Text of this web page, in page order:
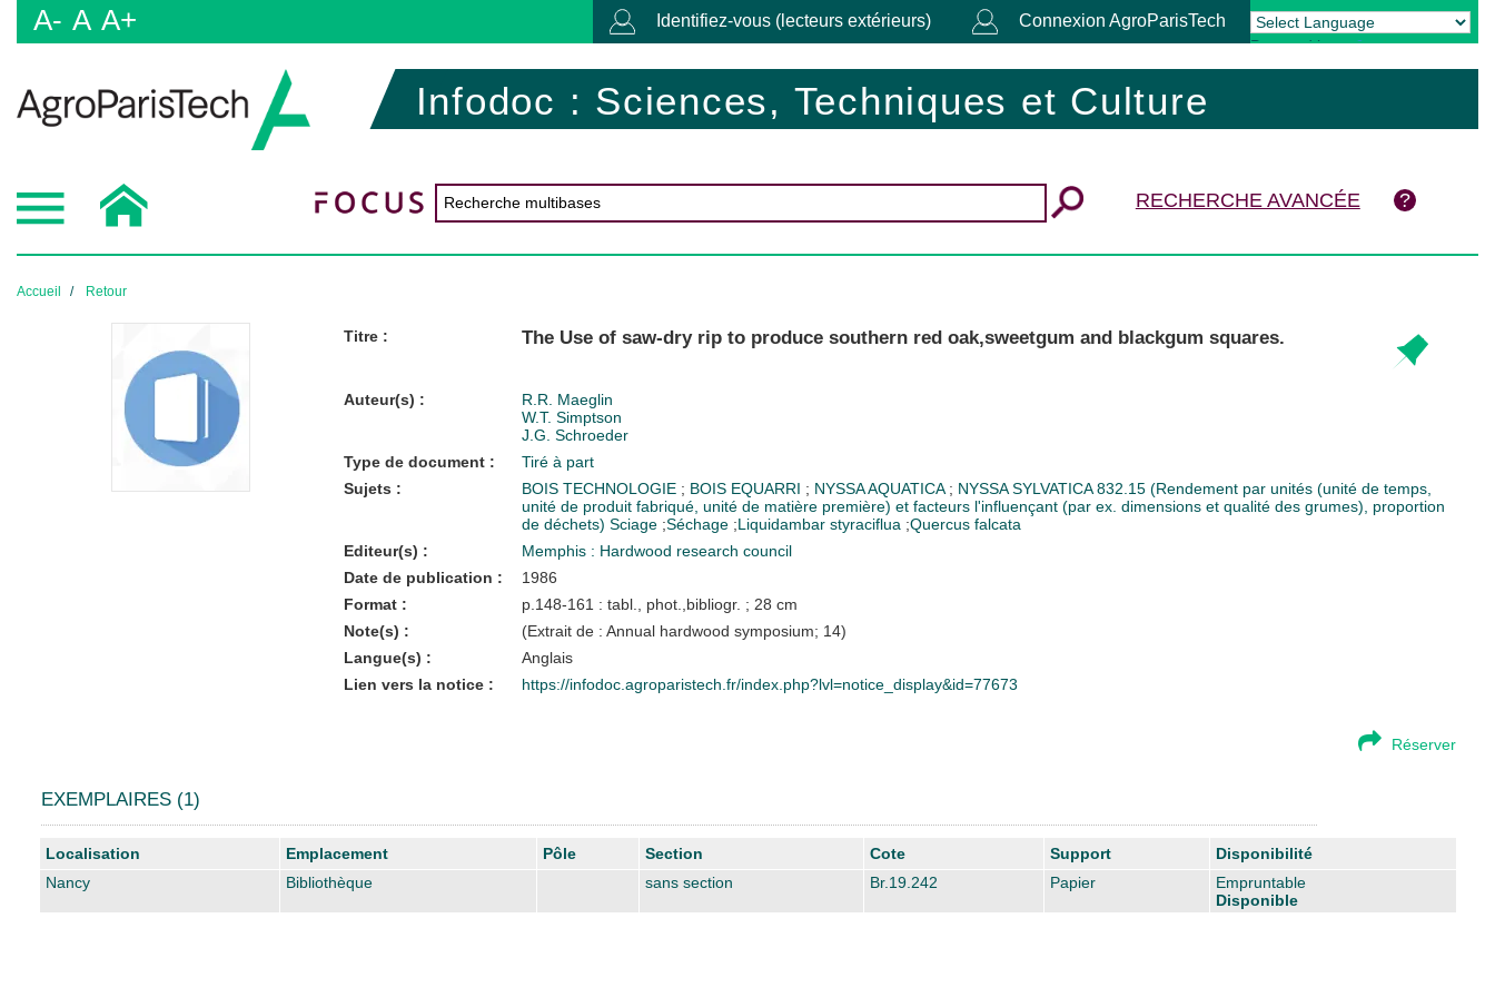
A- A A+ Identifiez-vous (lecteurs extérieurs) Connexion AgroParisTech
Powered by Translate
Infodoc : Sciences, Techniques et Culture
RECHERCHE AVANCÉE
Accueil Retour
Titre : The Use of saw-dry rip to produce southern red oak,sweetgum and blackgum squares.
Auteur(s) :
R.R. Maeglin
W.T. Simptson
J.G. Schroeder
Type de document :
Tiré à part
Sujets :
BOIS TECHNOLOGIE ; BOIS EQUARRI ; NYSSA AQUATICA ; NYSSA SYLVATICA832.15 (Rendement par unités (unité de temps,
unité de produit fabriqué, unité de matière première) et facteurs l'influençant (par ex. dimensions et qualité des grumes), proportion
de déchets) Sciage ;Séchage ;Liquidambar styraciflua ;Quercus falcata
Editeur(s) :
Memphis : Hardwood research council
Date de publication :
1986
Format :
p.148-161 : tabl., phot.,bibliogr. ; 28 cm
Note(s) :
(Extrait de : Annual hardwood symposium; 14)
Langue(s) :
Anglais
Lien vers la notice :
https://infodoc.agroparistech.fr/index.php?lvl=notice_display&id=77673
Réserver
EXEMPLAIRES (1)
Liste des exemplaires
Localisation Emplacement Pôle Section Cote Support
Disponibilité
Nancy
Bibliothèque sans section Br.19.242 Papier
Empruntable
Disponible